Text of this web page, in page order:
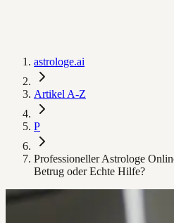
astrologe.ai
Artikel A-Z
P
Professioneller Astrologe
Betrug oder Echte Hilfe?